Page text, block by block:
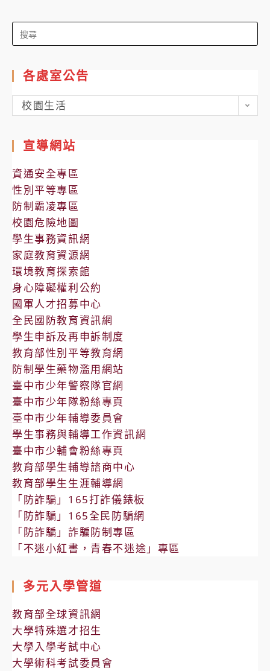
Search
for:
各處室公告
各
處
公
告
校園生活
宣導網站
資通安全專區
性別平等專區
防制霸凌專區
校園危險地圖
學生事務資訊網
家庭教育資源網
環境教育探索館
身心障礙權利公約
國軍人才招募中心
全民國防教育資訊網
學生申訴及再申訴制度
教育部性別平等教育網
防制學生藥物濫用網站
臺中市少年警察隊官網
臺中市少年隊粉絲專頁
臺中市少年輔導委員會
學生事務與輔導工作資訊網
臺中市少輔會粉絲專頁
教育部學生輔導諮商中心
教育部學生生涯輔導網
「防詐騙」165打詐儀錶板
「防詐騙」165全民防騙網
「防詐騙」詐騙防制專區
「不迷小紅書，青春不迷途」專區
多元入學管道
教育部全球資訊網
大學特殊選才招生
大學入學考試中心
大學術科考試委員會